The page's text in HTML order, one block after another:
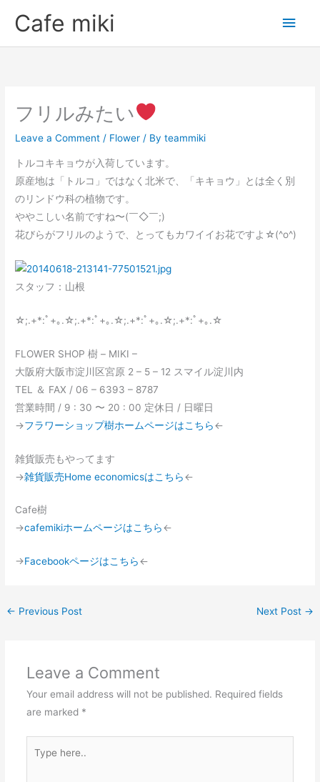
Cafe miki
Main
フリルみたい
Leave a Comment / Flower / Byteammiki
トルコキキョウが入荷しています。
原産地は「トルコ」ではなく北米で、「キキョウ」とは全く別
のリンドウ科の植物です。
ややこしい名前ですね〜(￣◇￣;)
花びらがフリルのようで、とってもカワイイお花ですよ☆(^o^)
スタッフ：山根
☆;.+*:ﾟ+｡.☆;.+*:ﾟ+｡.☆;.+*:ﾟ+｡.☆;.+*:ﾟ+｡.☆
FLOWER SHOP 樹 – MIKI –
大阪府大阪市淀川区宮原 2 – 5 – 12 スマイル淀川内
TEL ＆ FAX / 06 – 6393 – 8787
営業時間 / 9 : 30 〜 20 : 00 定休日 / 日曜日
→フラワーショップ樹ホームページはこちら←
雑貨販売もやってます
→雑貨販売Home economicsはこちら←
Cafe樹
→cafemikiホームページはこちら←
→Facebookページはこちら←
← Previous Post Next Post →
Leave a Comment
Your email address will not be published. Required fields
are marked *
here..